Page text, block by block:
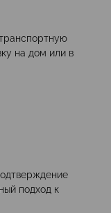
на дом или в
подход к